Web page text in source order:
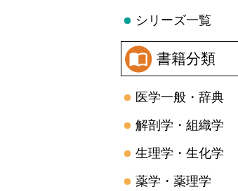
シリーズ一覧
書籍分類
医学一般・辞典
解剖学・組織学
生理学・生化学
薬学・薬理学